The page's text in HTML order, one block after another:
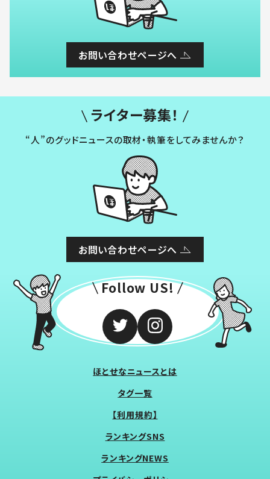
お問い合わせページへ
ライター募集！
“人”のグッドニュースの取材・執筆をしてみませんか？
お問い合わせページへ
Follow US!
ほとせなニュースとは
タグ一覧
【利用規約】
ランキングSNS
ランキングNEWS